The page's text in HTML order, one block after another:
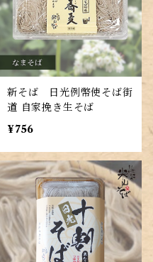
新そば 日光例幣使そば街
道 自家挽き生そば
¥756